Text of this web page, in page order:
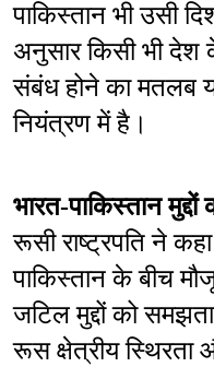
पाकिस्तान भी उसी
अनुसार किसी भी
संबंध होने का मतलब
नियंत्रण में है।
भारत-पाकिस्तान
रूसी राष्ट्रपति ने
पाकिस्तान के बीच
जटिल मुद्दों को
रूस क्षेत्रीय स्थिरता